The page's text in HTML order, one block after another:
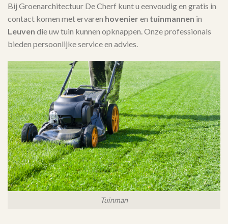
Bij Groenarchitectuur De Cherf kunt u eenvoudig en gratis in
contact komen met ervaren hovenieren tuinmannen in
Leuven die uw tuin kunnen opknappen. Onze professionals
bieden persoonlijke service en advies.
Tuinman